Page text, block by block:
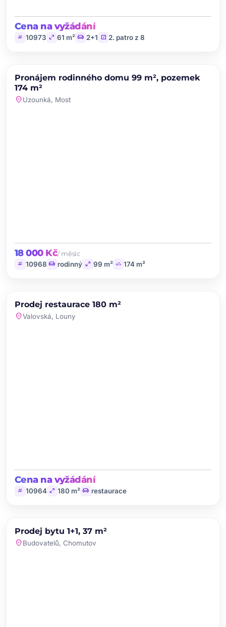
Cena na vyžádání
tag 10973 open_in_full 61 m² chair 2+1 stairs 2. patro z 8
PRONÁJEM favorite
Pronájem rodinného domu 99 m², pozemek
174 m²
location_onUzounká, Most
18 000 Kč/ měsíc
tag 10968 chair rodinný open_in_full 99 m² landscape 174 m²
PRODEJ
Prodej restaurace 180 m²
location_onValovská, Louny
Cena na vyžádání
tag 10964 open_in_full 180 m² chair restaurace
PRODEJ
Prodej bytu 1+1, 37 m²
location_onBudovatelů, Chomutov